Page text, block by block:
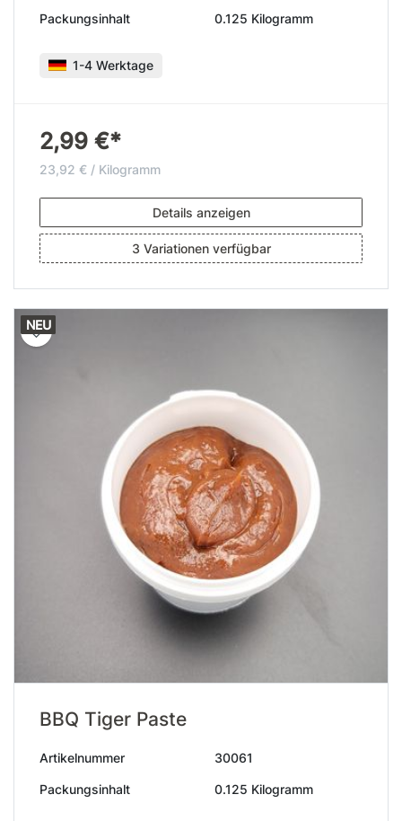
Packungsinhalt 0.125 Kilogramm
1-4 Werktage
2,99 €*
23,92 € / Kilogramm
Details anzeigen
3 Variationen verfügbar
NEU
BBQ Tiger Paste
Artikelnummer 30061
Packungsinhalt 0.125 Kilogramm